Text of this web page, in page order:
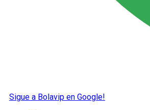
Sigue a Bolavip en Google!